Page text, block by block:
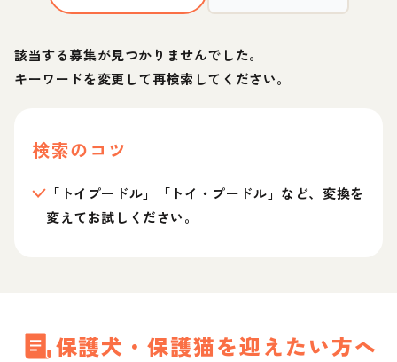
該当する募集が見つかりませんでした。
キーワードを変更して再検索してください。
検索のコツ
「トイプードル」「トイ・プードル」など、変換を
変えてお試しください。
保護犬・保護猫を迎えたい方へ